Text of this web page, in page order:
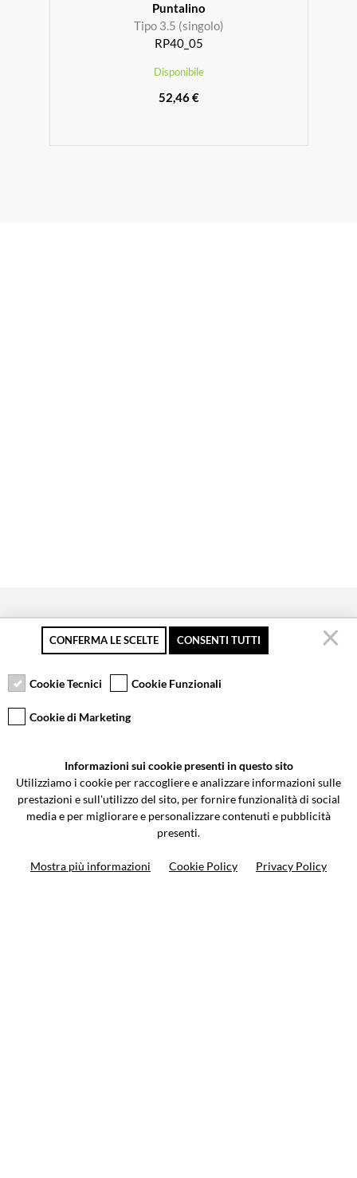
Puntalino
Tipo 3.5 (singolo)
RP40_05
Disponibile
52,46 €
Pagamento sicuro
Resi gratuiti fino a 30
Servizio clienti
Via Galileo Galilei 5 | Verano Brianza (MB) 20843 | ITALY
0362-805407-info@valtermoto.com
CONFERMA LE SCELTE CONSENTI TUTTI
Cookie Tecnici Cookie Funzionali
Cookie di Marketing
Informazioni sui cookie presenti in questo sito
Utilizziamo i cookie per raccogliere e analizzare informazioni sulle
prestazioni e sull'utilizzo del sito, per fornire funzionalità di social
media e per migliorare e personalizzare contenuti e pubblicità
presenti.
Mostra più informazioni Cookie Policy Privacy Policy